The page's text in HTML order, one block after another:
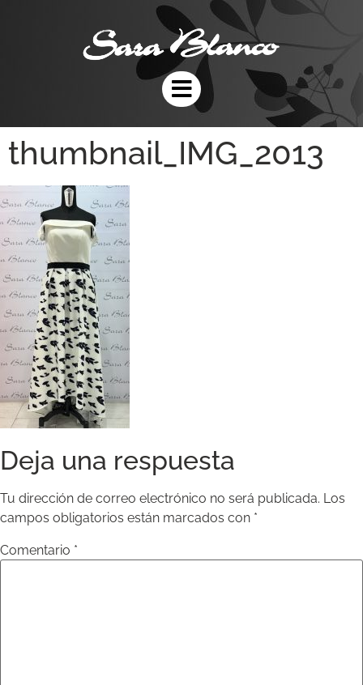
thumbnail_IMG_2013
Deja una respuesta
Tu dirección de correo electrónico no será publicada. Los
campos obligatorios están marcados con *
Comentario *